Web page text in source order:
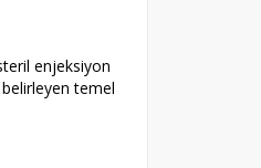
enjeksiyon
temel